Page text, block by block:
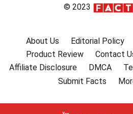
© 2023
About Us Editorial Policy
Product Review
Contact
Affiliate Disclosure
DMCA
Submit Facts